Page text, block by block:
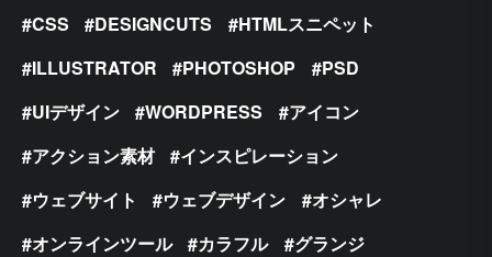
CSS DESIGNCUTS
HTMLスニペット
ILLUSTRATOR
PHOTOSHOP
PSD
UIデザイン
WORDPRESS
アイコン
アクション素材
インスピレーション
ウェブサイト
ウェブデザイン
オシャレ
オンラインツール
カラフル
グランジ